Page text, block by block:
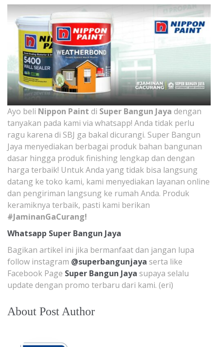
Ayo beli Nippon Paint di Super Bangun Jaya dengan
tanyakan pada kami via whatsapp! Anda tidak perlu
ragu karena di SBJ ga bakal dicurangi. Super Bangun
Jaya menyediakan berbagai produk bahan bangunan
dasar hingga produk finishing lengkap dan dengan
harga terbaik! Untuk Anda yang tidak bisa langsung
datang ke toko kami, kami menyediakan layanan online
dan pengiriman langsung ke rumah Anda. Produk
keramiknya terbaik, pasti kami berikan
#JaminanGaCurang!
Whatsapp Super Bangun Jaya
Bagikan artikel ini jika bermanfaat dan jangan lupa
follow instagram @superbangunjaya serta like
Facebook Page Super Bangun Jaya supaya selalu
update dengan promo terbaru dari kami. (eri)
About Post Author